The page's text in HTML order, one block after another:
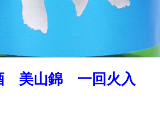
美山錦 一回火入